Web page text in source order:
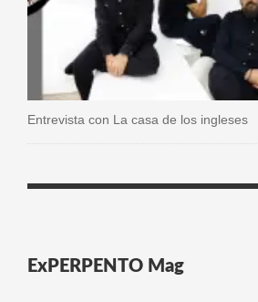
Entrevista con La casa de los ingleses
ExPERPENTO Mag